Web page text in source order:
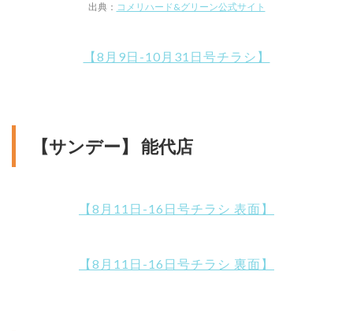
出典： コメリハード&グリーン公式サイト
【8月9日-10月31日号チラシ】
【サンデー】 能代店
【8月11日-16日号チラシ 表面】
【8月11日-16日号チラシ 裏面】